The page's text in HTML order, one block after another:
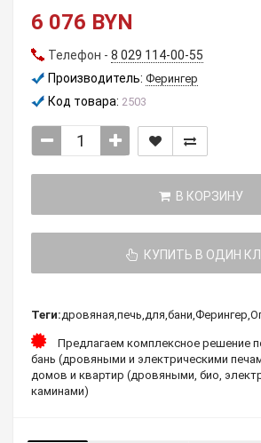
6 076 BYN
Телефон - 8 029 114-00-55
Производитель: Ферингер
Код товара: 2503
В КОРЗИНУ
КУПИТЬ В ОДИН
Теги:дровяная,печь,для,бани,Ферингер,
Предлагаем комплексное решение
бань (дровяными и электрическими
домов и квартир (дровяными, био,
каминами)